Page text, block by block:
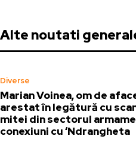
Alte noutati
Diverse
Marian Voinea, om de
arestat în legătură cu
mitei din sectorul
conexiuni cu ‘Ndrangheta